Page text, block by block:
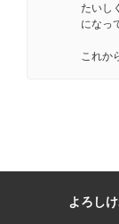
たいし
になっ
これか
よろし